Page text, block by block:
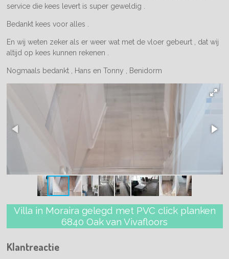
service die kees levert is super geweldig .
Bedankt kees voor alles .
En wij weten zeker als er weer wat met de vloer gebeurt , dat wij
altijd op kees kunnen rekenen .
Nogmaals bedankt , Hans en Tonny , Benidorm
Villa in Moraira gelegd met PVC click planken
6840 Oak van Vivafloors
Klantreactie